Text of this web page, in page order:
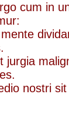
cum in
jurgia
nostri